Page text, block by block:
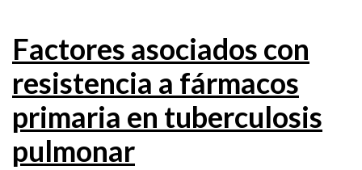
Factores asociados con
resistencia a fármacos
primaria en tuberculosis
pulmonar